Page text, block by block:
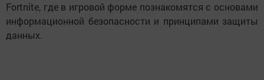
Fortnite, где в игровой форме познакомятся с основами
информационной безопасности и принципами защиты
данных.